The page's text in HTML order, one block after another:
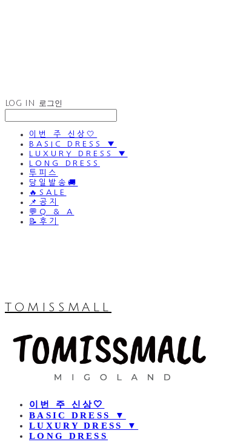
LOG IN 로그인
이번 주 신상🤍
BASIC DRESS ▼
LUXURY DRESS ▼
LONG DRESS
투피스
당일발송🚚
🔥SALE
📌공지
💬Q & A
📝후기
TOMISSMALL
이번 주 신상🤍
BASIC DRESS ▼
LUXURY DRESS ▼
LONG DRESS